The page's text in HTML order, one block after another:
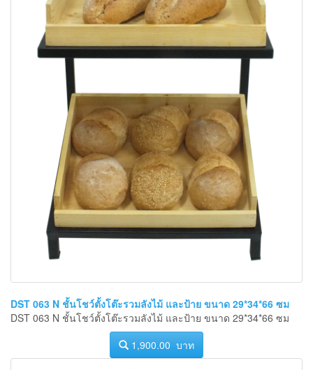
DST 063 N ชั้นโชว์ตั้งโต๊ะรวมลังไม้ และป้าย ขนาด 29*34*66 ซม
DST 063 N ชั้นโชว์ตั้งโต๊ะรวมลังไม้ และป้าย ขนาด 29*34*66 ซม
1,900.00 บาท